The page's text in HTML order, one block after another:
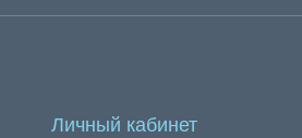
Личный кабинет